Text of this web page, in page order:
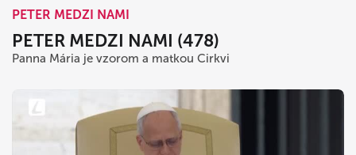
PETER MEDZI NAMI
PETER MEDZI NAMI (478)
Panna Mária je vzorom a matkou Cirkvi